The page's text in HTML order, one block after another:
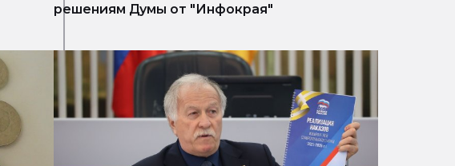
решениям Думы от "Инфокрая"